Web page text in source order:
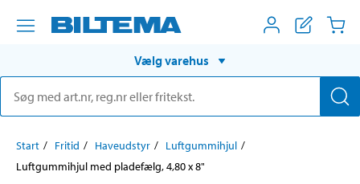
Vælg varehus
Start Fritid Haveudstyr
Luftgummihjul
Luftgummihjul med pladefælg, 4,80 x 8"